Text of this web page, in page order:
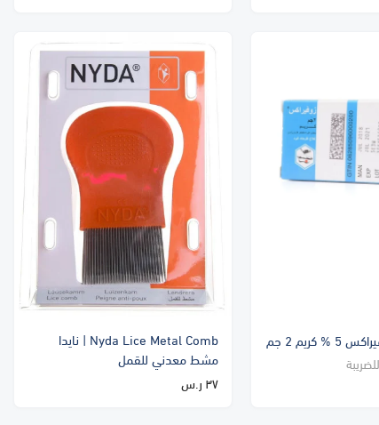
Nyda Lice Metal Comb | نايدا
مشط معدني للقمل
٣٧ ر.س